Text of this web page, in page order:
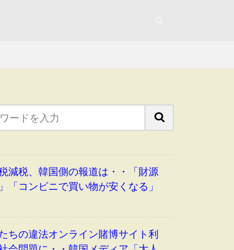
減税、韓国側の報道は・・「財源
「コンビニで買い物が安くなる」
ちの違法オンライン賭博サイト利